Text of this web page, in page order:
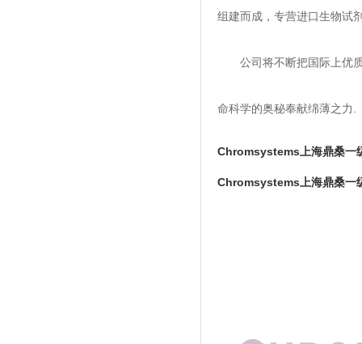
组建而成，专营进口生物试
公司将不断把国际上优
命科学的奥秘奉献绵薄之力.
Chromsystems上海鼎桑一
Chromsystems上海鼎桑一